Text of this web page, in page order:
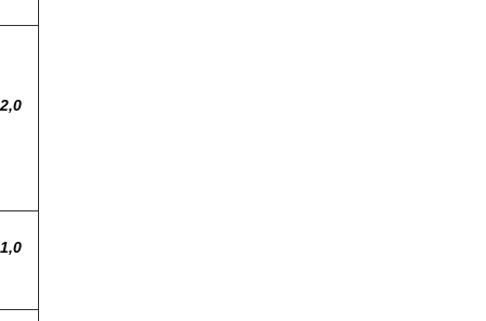
2,0
1,0